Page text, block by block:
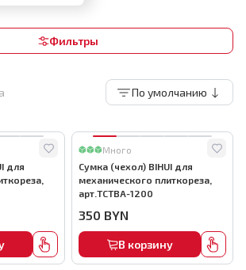
Фильтры
По умолчанию
для
Много
Сумка (чехол) BIHUI для
механического плиткореза,
арт.TCTBA-1200
350 BYN
В корзину